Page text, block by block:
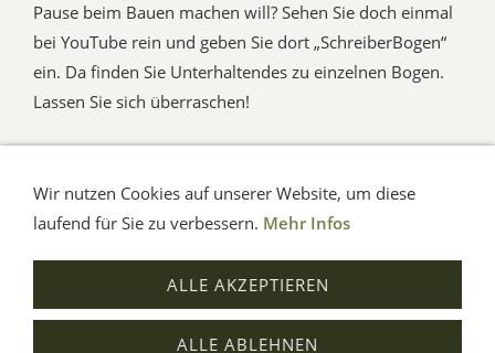
Pause beim Bauen machen will? Sehen Sie doch einmal
bei YouTube rein und geben Sie dort „SchreiberBogen“
ein. Da finden Sie Unterhaltendes zu einzelnen Bogen.
Lassen Sie sich überraschen!
AGB Impressum
Verbraucherhinweise
Datenschutz
Hilfe
© Aue-Verlag GmbH, Möckmühl
Verträge widerrufen
Wir nutzen Cookies auf unserer Website, um diese
laufend für Sie zu verbessern. Mehr Infos
ALLE AKZEPTIEREN
ALLE ABLEHNEN